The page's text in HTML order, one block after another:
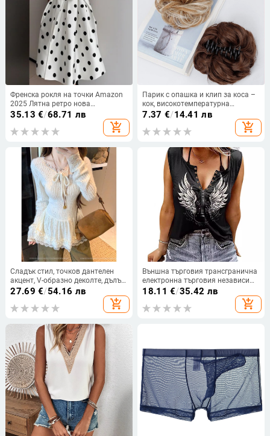
Френска рокля на точки Amazon
2025 Лятна ретро нова
темпераментна талия Тънка
35.13 €/68.71 лв
add_shopping_cart
Парик с опашка и клип за коса –
кок, високотемпературна
коприна, механична обработка,
7.37 €/14.41 лв
add_shopping_cart
Сладък стил, точков дантелен
акцент, V-образно деколте, дълъг
ръкав, дамска тениска за есен-
зима, стяга талията и оформя
силуета, A-линия топ
27.69 €/54.16 лв
add_shopping_cart
Външна търговия трансгранична
електронна търговия независима
станция Amazon Amazon нова
памучна дамска тениска
18.11 €/35.42 лв
add_shopping_cart